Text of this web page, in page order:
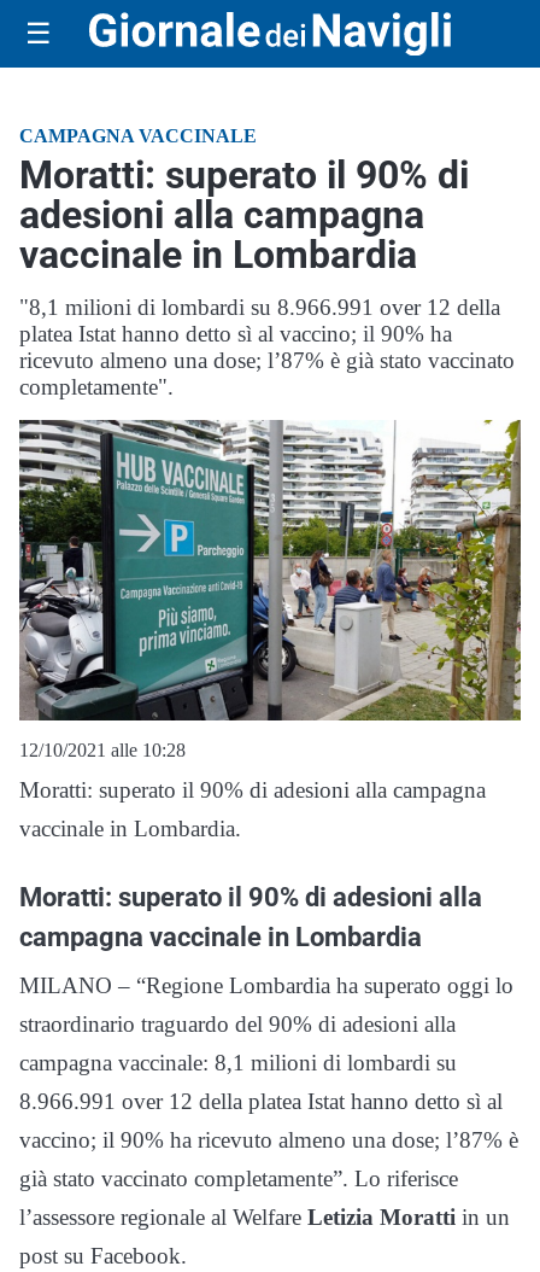
☰
CAMPAGNA VACCINALE
Moratti: superato il 90% di
adesioni alla campagna
vaccinale in Lombardia
"8,1 milioni di lombardi su 8.966.991 over 12 della
platea Istat hanno detto sì al vaccino; il 90% ha
ricevuto almeno una dose; l’87% è già stato vaccinato
completamente".
12/10/2021 alle 10:28
Moratti: superato il 90% di adesioni alla campagna
vaccinale in Lombardia.
Moratti: superato il 90% di adesioni alla
campagna vaccinale in Lombardia
MILANO – “Regione Lombardia ha superato oggi lo
straordinario traguardo del 90% di adesioni alla
campagna vaccinale: 8,1 milioni di lombardi su
8.966.991 over 12 della platea Istat hanno detto sì al
vaccino; il 90% ha ricevuto almeno una dose; l’87% è
già stato vaccinato completamente”. Lo riferisce
l’assessore regionale al Welfare Letizia Moratti in un
post su Facebook.